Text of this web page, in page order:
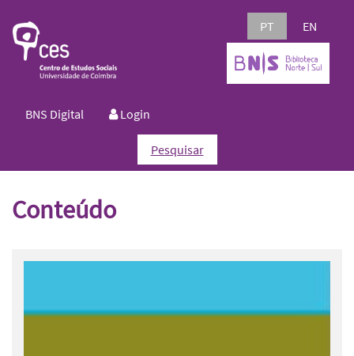
PT EN
BNS Digital Login
Pesquisar
Conteúdo